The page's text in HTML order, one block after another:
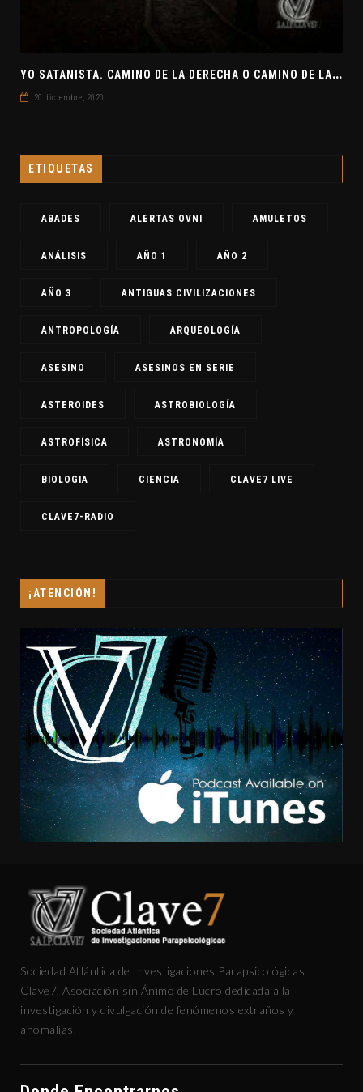
Y
O SATANISTA. CAMINO DE LA DERECHA O CAMINO DE LA IZQUIERDA. CLAVE7 NEWS
20 diciembre, 2020
ETIQUETAS
ABADES ALERTAS OVNI AMULETOS
ANÁLISIS AÑO 1 AÑO 2
AÑO 3 ANTIGUAS CIVILIZACIONES
ANTROPOLOGÍA ARQUEOLOGÍA
ASESINO ASESINOS EN SERIE
ASTEROIDES ASTROBIOLOGÍA
ASTROFÍSICA ASTRONOMÍA
BIOLOGIA CIENCIA CLAVE7 LIVE
CLAVE7-RADIO
¡ATENCIÓN!
Sociedad Atlántica de Investigaciones Parapsicológicas
Clave7. Asociación sin Ánimo de Lucro dedicada a la
investigación y divulgación de fenómenos extraños y
anomalías.